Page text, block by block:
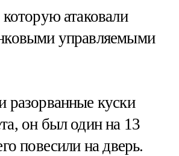
атаковали
управляемыми
разорванные куски
он был один на 13
повесили на дверь.